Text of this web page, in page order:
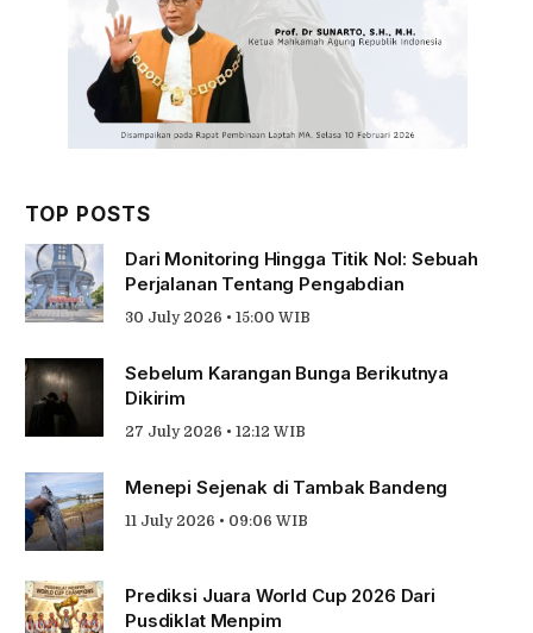
TOP POSTS
Dari Monitoring Hingga Titik Nol: Sebuah
Perjalanan Tentang Pengabdian
30 July 2026 • 15:00 WIB
Sebelum Karangan Bunga Berikutnya
Dikirim
27 July 2026 • 12:12 WIB
Menepi Sejenak di Tambak Bandeng
11 July 2026 • 09:06 WIB
Prediksi Juara World Cup 2026 Dari
Pusdiklat Menpim